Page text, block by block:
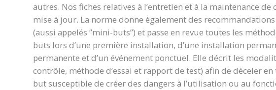
autres. Nos fiches relatives à l’entretien et à la maintenance de
mise à jour. La norme donne également des
(aussi appelés ‘’mini-buts’’) et passe en revue toutes les
buts lors d’une première installation, d’une installation
permanente et d’un événement ponctuel. Elle décrit les
contrôle, méthode d’essai et rapport de test) afin de déceler
but susceptible de créer des dangers à l’utilisation ou au